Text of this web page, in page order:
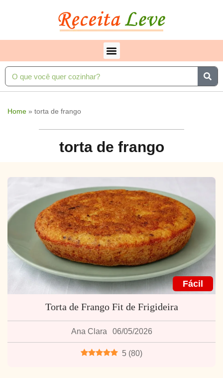
Home » torta de frango
torta de frango
Fácil
Torta de Frango Fit de Frigideira
Ana Clara 06/05/2026
5 (80)